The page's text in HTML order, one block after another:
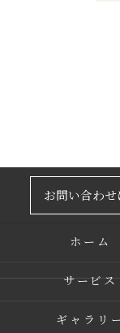
お問い合わせ
ホーム
サービス
ギャラリ